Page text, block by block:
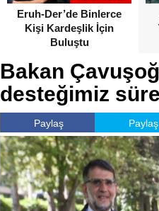
Eruh-Der’de Binlerce
Kişi Kardeşlik İçin
Buluştu
Bakan
desteğimiz
Paylaş Paylaş